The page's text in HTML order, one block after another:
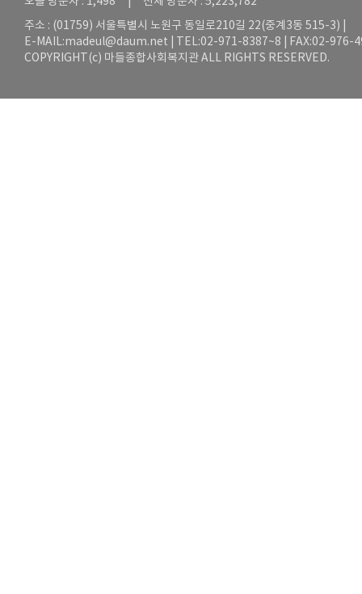
주소 : (01759) 서울특별시 노원구 동일로210길 22(중계3동 515-3) |
E-MAIL:madeul@daum.net | TEL:02-971-8387~8 | FAX:02-976-
COPYRIGHT(c) 마들종합사회복지관 ALL RIGHTS RESERVED.